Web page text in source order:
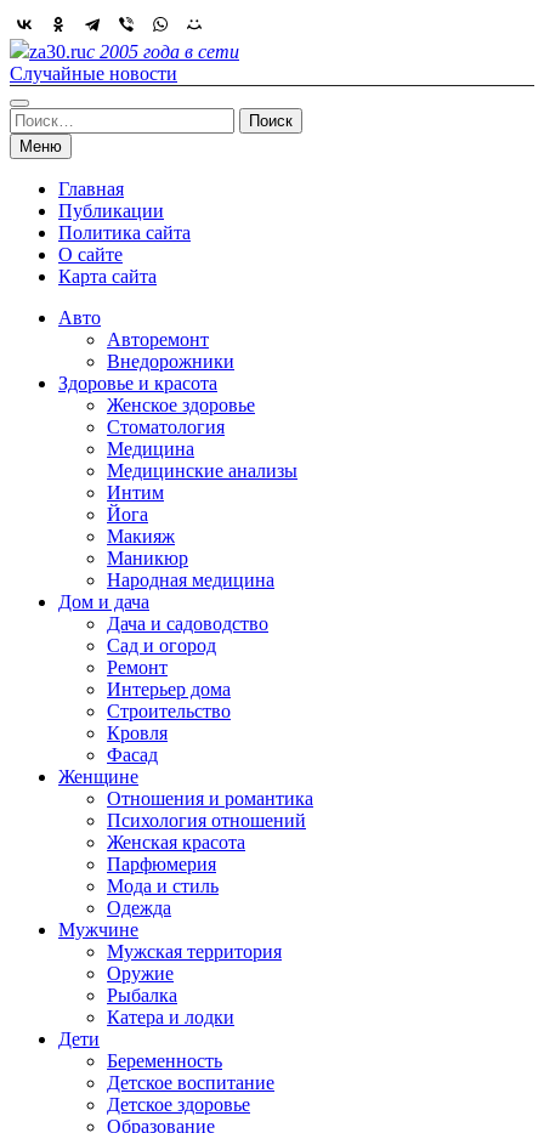
Skip
to
content
za30.ruс 2005 года в сети
Случайные новости
Найти:
Меню
Главная
Публикации
Политика сайта
О сайте
Карта сайта
Авто
Авторемонт
Внедорожники
Здоровье и красота
Женское здоровье
Стоматология
Медицина
Медицинские анализы
Интим
Йога
Макияж
Маникюр
Народная медицина
Дом и дача
Дача и садоводство
Сад и огород
Ремонт
Интерьер дома
Строительство
Кровля
Фасад
Женщине
Отношения и романтика
Психология отношений
Женская красота
Парфюмерия
Мода и стиль
Одежда
Мужчине
Мужская территория
Оружие
Рыбалка
Катера и лодки
Дети
Беременность
Детское воспитание
Детское здоровье
Образование